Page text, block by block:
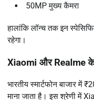
50MP मुख्य कैमरा
हालांकि लॉन्च तक इन
रहेगा।
Xiaomi और Realme के
भारतीय स्मार्टफोन बाजार में
माना जाता है। इस श्रेणी में